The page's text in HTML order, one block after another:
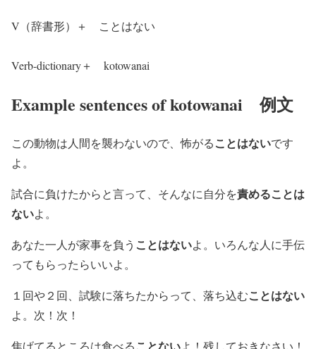
V（辞書形）＋ ことはない
Verb-dictionary＋ kotowanai
Example sentences of kotowanai 例文
この動物は人間を襲わないので、怖がることはないです
よ。
試合に負けたからと言って、そんなに自分を責めることは
ないよ。
あなた一人が家事を負う ことはないよ。いろんな人に手伝
ってもらったらいいよ。
１回や２回、試験に落ちたからって、落ち込むことはない
よ。次！次！
焦げてるところは食べることないよ！残しておきなさい！